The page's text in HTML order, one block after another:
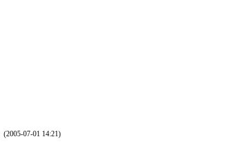
(2005-07-01 14:21)